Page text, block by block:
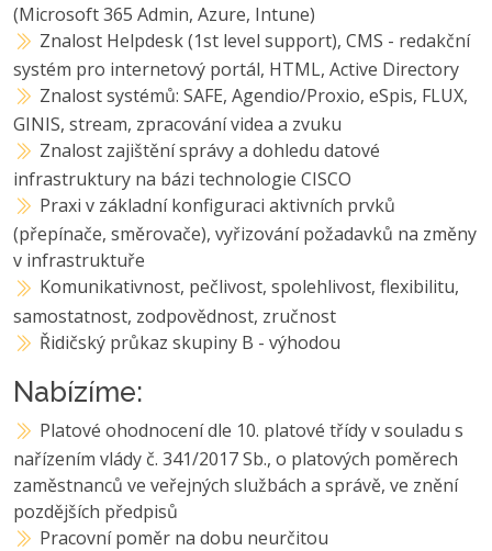
(Microsoft 365 Admin, Azure, Intune)
Znalost Helpdesk (1st level support), CMS - redakční
systém pro internetový portál, HTML, Active Directory
Znalost systémů: SAFE, Agendio/Proxio, eSpis, FLUX,
GINIS, stream, zpracování videa a zvuku
Znalost zajištění správy a dohledu datové
infrastruktury na bázi technologie CISCO
Praxi v základní konfiguraci aktivních prvků
(přepínače, směrovače), vyřizování požadavků na změny
v infrastruktuře
Komunikativnost, pečlivost, spolehlivost, flexibilitu,
samostatnost, zodpovědnost, zručnost
Řidičský průkaz skupiny B - výhodou
Nabízíme:
Platové ohodnocení dle 10. platové třídy v souladu s
nařízením vlády č. 341/2017 Sb., o platových poměrech
zaměstnanců ve veřejných službách a správě, ve znění
pozdějších předpisů
Pracovní poměr na dobu neurčitou